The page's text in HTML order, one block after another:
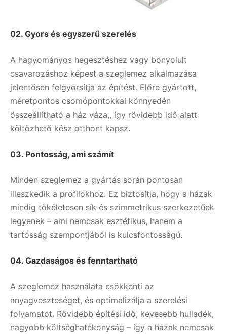
02. Gyors és egyszerű szerelés
A hagyományos hegesztéshez vagy bonyolult
csavarozáshoz képest a szeglemez alkalmazása
jelentősen felgyorsítja az építést. Előre gyártott,
méretpontos csomópontokkal könnyedén
összeállítható a ház váza,, így rövidebb idő alatt
költözhető kész otthont kapsz.
03. Pontosság, ami számít
Minden szeglemez a gyártás során pontosan
illeszkedik a profilokhoz. Ez biztosítja, hogy a házak
mindig tökéletesen sík és szimmetrikus szerkezetűek
legyenek – ami nemcsak esztétikus, hanem a
tartósság szempontjából is kulcsfontosságú.
04. Gazdaságos és fenntartható
A szeglemez használata csökkenti az
anyagveszteséget, és optimalizálja a szerelési
folyamatot. Rövidebb építési idő, kevesebb hulladék,
nagyobb költséghatékonyság – így a házak nemcsak